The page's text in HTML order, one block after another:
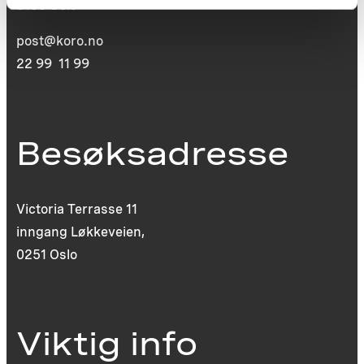
0130 Oslo
post@koro.no
22 99 11 99
Besøksadresse
Victoria Terrasse 11
inngang Løkkeveien,
0251 Oslo
Viktig info